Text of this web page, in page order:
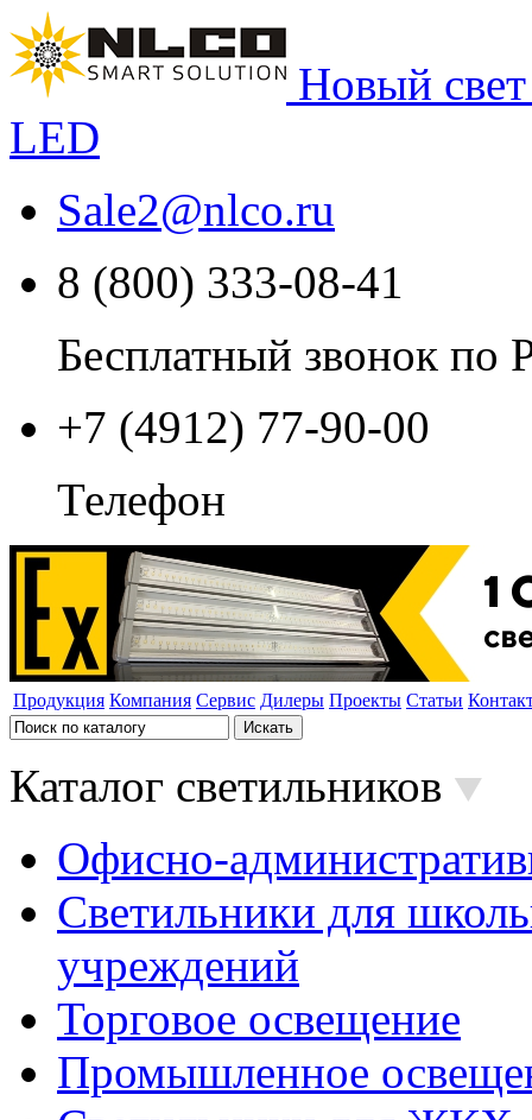
Новый
LED
Sale2@nlco.ru
8 (800) 333-08-41
Бесплатный звонок по
+7 (4912) 77-90-00
Телефон
Продукция Компания Сервис Дилеры Проекты Статьи
Каталог светильников
Офисно-
Светильники для
учреждений
Торговое освещение
Промышленное